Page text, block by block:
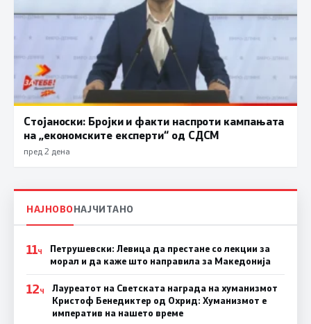
Стојаноски: Бројки и факти наспроти кампањата
на „економските експерти“ од СДСM
пред 2 дена
НАЈНОВОНАЈЧИТАНО
11Ч
Петрушевски: Левица да престане со лекции за
морал и да каже што направила за Македонија
12Ч
Лауреатот на Светската награда на хуманизмот
Кристоф Бенедиктер од Охрид: Хуманизмот е
императив на нашето време